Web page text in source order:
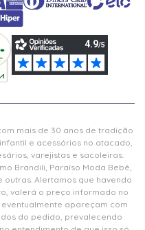
mais de 30 anos de tradição
e acessórios no atacado,
varejistas e sacoleiras.
Brandili, Paraíso Moda Bebê,
outras. Alertamos que havendo
valerá o preço informado no
apareçam com
do pedido, prevalecendo